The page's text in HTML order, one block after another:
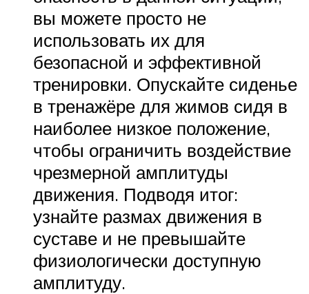
вы можете просто не
использовать их для
безопасной и эффективной
тренировки. Опускайте сиденье
в тренажёре для жимов сидя в
наиболее низкое положение,
чтобы ограничить воздействие
чрезмерной амплитуды
движения. Подводя итог:
узнайте размах движения в
суставе и не превышайте
физиологически доступную
амплитуду.